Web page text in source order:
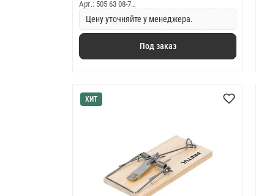
Арт.: 505 63 08-7…
Цену уточняйте у менеджера.
Под заказ
ХИТ